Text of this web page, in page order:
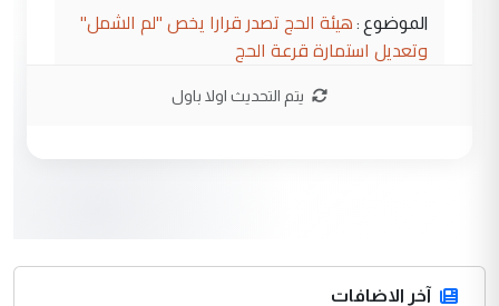
الموضوع : هيئة الحج تصدر قرارا يخص "لم الشمل"
وتعديل استمارة قرعة الحج
المشترك لا تستهدف أية دولة ومفتوحة لانضمام
الدول الشقيقة
يتم التحديث اولا باول
آخر الاضافات